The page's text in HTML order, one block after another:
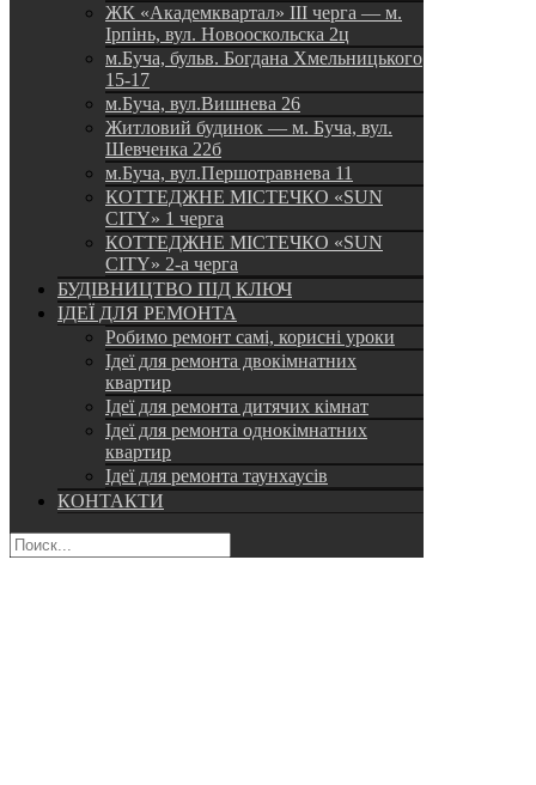
ЖК «Академквартал» III черга — м.
Ірпінь, вул. Новооскольска 2ц
м.Буча, бульв. Богдана Хмельницького
15-17
м.Буча, вул.Вишнева 26
Житловий будинок — м. Буча, вул.
Шевченка 22б
м.Буча, вул.Першотравнева 11
КОТТЕДЖНЕ МІСТЕЧКО «SUN
CITY» 1 черга
КОТТЕДЖНЕ МІСТЕЧКО «SUN
CITY» 2-а черга
БУДІВНИЦТВО ПІД КЛЮЧ
ІДЕЇ ДЛЯ РЕМОНТА
Робимо ремонт самі, корисні уроки
Ідеї для ремонта двокімнатних
квартир
Ідеї для ремонта дитячих кімнат
Ідеї для ремонта однокімнатних
квартир
Ідеї для ремонта таунхаусів
КОНТАКТИ